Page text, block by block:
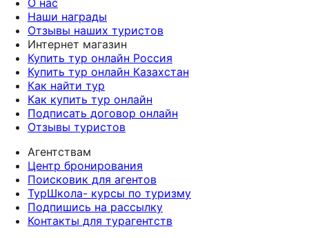
О нас
Наши награды
Отзывы наших туристов
Интернет магазин
Купить тур онлайн Россия
Купить тур онлайн Казахстан
Как найти тур
Как купить тур онлайн
Подписать договор онлайн
Отзывы туристов
Агентствам
Центр бронирования
Поисковик для агентов
ТурШкола- курсы по туризму
Подпишись на рассылку
Контакты для турагентств